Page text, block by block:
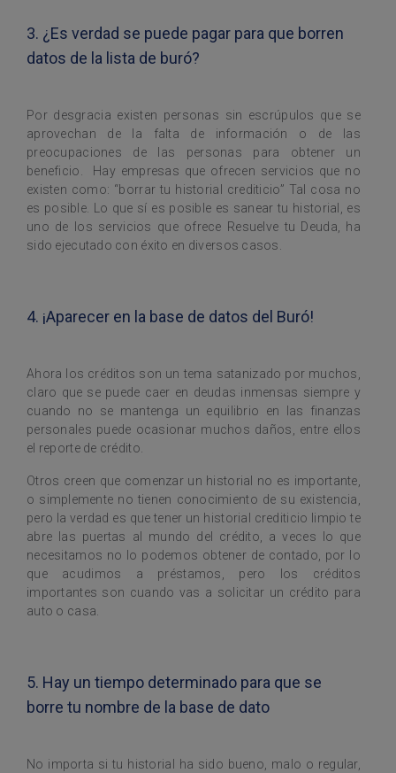
3. ¿Es verdad se puede pagar para que borren
datos de la lista de buró?
Por desgracia existen personas sin escrúpulos que se
aprovechan de la falta de información o de las
preocupaciones de las personas para obtener un
beneficio. Hay empresas que ofrecen servicios que no
existen como: “borrar tu historial crediticio” Tal cosa no
es posible. Lo que sí es posible es sanear tu historial, es
uno de los servicios que ofrece Resuelve tu Deuda, ha
sido ejecutado con éxito en diversos casos.
4. ¡Aparecer en la base de datos del Buró!
Ahora los créditos son un tema satanizado por muchos,
claro que se puede caer en deudas inmensas siempre y
cuando no se mantenga un equilibrio en las finanzas
personales puede ocasionar muchos daños, entre ellos
el reporte de crédito.
Otros creen que comenzar un historial no es importante,
o simplemente no tienen conocimiento de su existencia,
pero la verdad es que tener un historial crediticio limpio te
abre las puertas al mundo del crédito, a veces lo que
necesitamos no lo podemos obtener de contado, por lo
que acudimos a préstamos, pero los créditos
importantes son cuando vas a solicitar un crédito para
auto o casa.
5. Hay un tiempo determinado para que se
borre tu nombre de la base de dato
No importa si tu historial ha sido bueno, malo o regular,